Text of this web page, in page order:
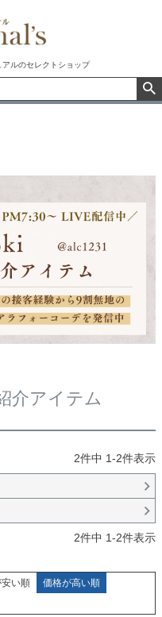
ルのセレクトショップ
介アイテム
2件中 1-2件表示
2件中 1-2件表示
い順
価格が高い順